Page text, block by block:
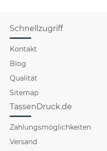
Schnellzugriff
Kontakt
Blog
Qualität
Sitemap
TassenDruck.de
Zahlungsmöglichkeiten
Versand